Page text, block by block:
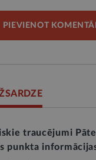
PIEVIENOT
traucējumi
punkta